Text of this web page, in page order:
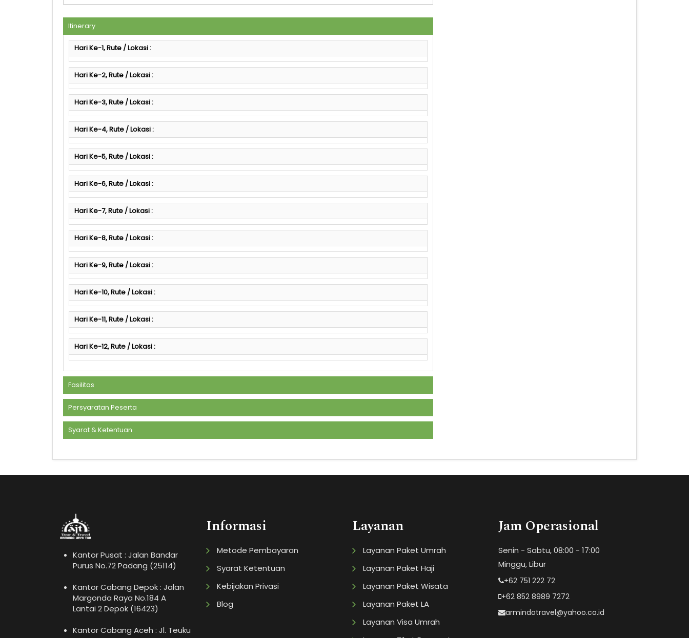
Itinerary
Hari Ke-1, Rute / Lokasi :
Hari Ke-2, Rute / Lokasi :
Hari Ke-3, Rute / Lokasi :
Hari Ke-4, Rute / Lokasi :
Hari Ke-5, Rute / Lokasi :
Hari Ke-6, Rute / Lokasi :
Hari Ke-7, Rute / Lokasi :
Hari Ke-8, Rute / Lokasi :
Hari Ke-9, Rute / Lokasi :
Hari Ke-10, Rute / Lokasi :
Hari Ke-11, Rute / Lokasi :
Hari Ke-12, Rute / Lokasi :
Fasilitas
Persyaratan Peserta
Syarat & Ketentuan
Kantor Pusat : Jalan Bandar
Purus No.72 Padang (25114)
Kantor Cabang Depok : Jalan
Margonda Raya No.184 A
Lantai 2 Depok (16423)
Kantor Cabang Aceh : Jl. Teuku
Informasi
Metode Pembayaran
Syarat Ketentuan
Kebijakan Privasi
Blog
Layanan
Layanan Paket Umrah
Layanan Paket Haji
Layanan Paket Wisata
Layanan Paket LA
Layanan Visa Umrah
Jam Operasional
Senin - Sabtu, 08:00 - 17:00
Minggu, Libur
+62 751 222 72
+62 852 8989 7272
armindotravel@yahoo.co.id